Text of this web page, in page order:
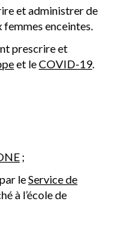
et administrer de
enceintes.
prescrire et
et leCOVID-19.
;
leService de
à l’école de